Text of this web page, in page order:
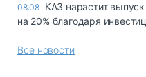
08.08 КАЗ нарастит
на 20% благодаря
Все новости